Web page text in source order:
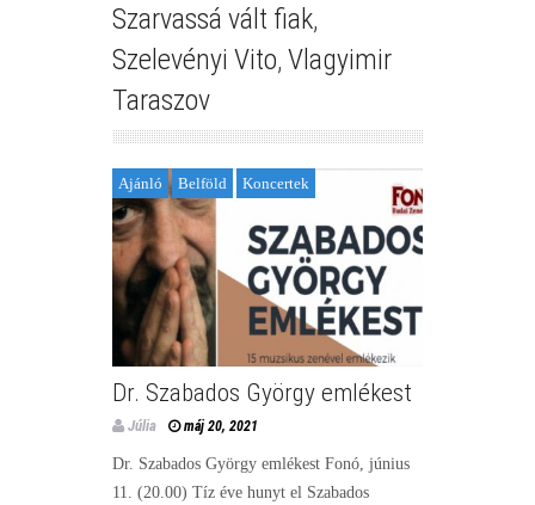
Szarvassá vált fiak,
Szelevényi Vito, Vlagyimir
Taraszov
Ajánló Belföld Koncertek
Dr. Szabados György emlékest
Júlia máj 20, 2021
Dr. Szabados György emlékest Fonó, június
11. (20.00) Tíz éve hunyt el Szabados